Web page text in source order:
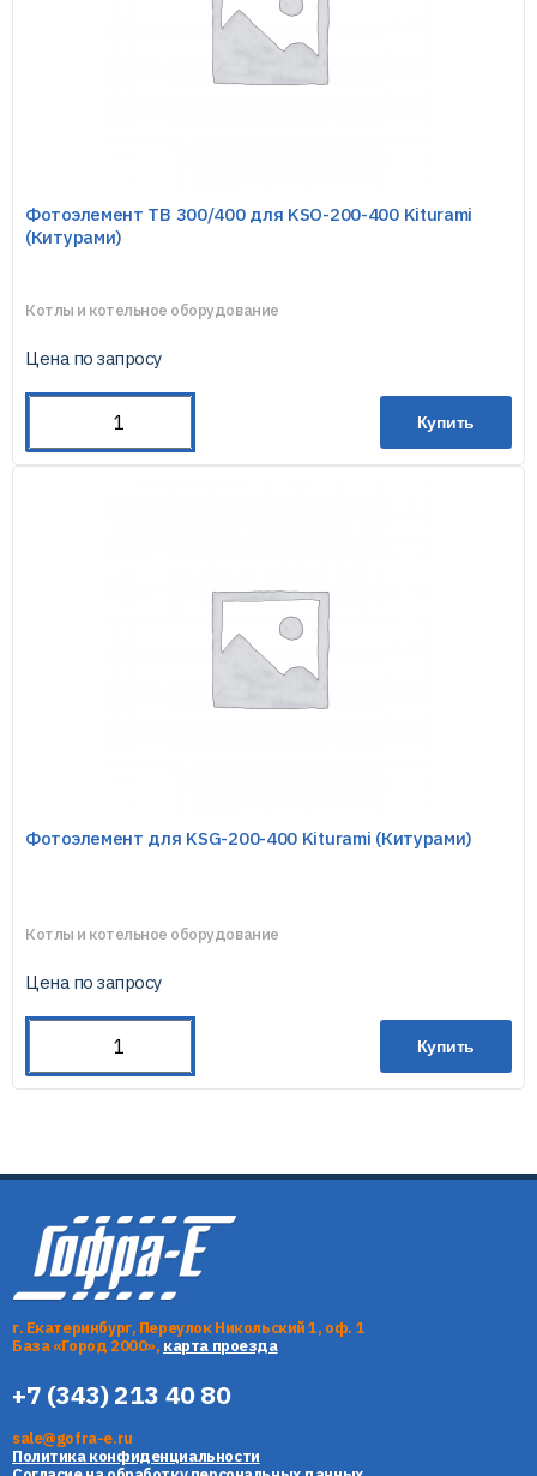
Фотоэлемент TB 300/400 для KSO-200-400 Kiturami
(Китурами)
Котлы и котельное оборудование
Цена по запросу
Купить
Фотоэлемент для KSG-200-400 Kiturami (Китурами)
Котлы и котельное оборудование
Цена по запросу
Купить
г. Екатеринбург, Переулок Никольский 1, оф. 1
База «Город 2000», карта проезда
+7 (343) 213 40 80
sale@gofra-e.ru
Политика конфиденциальности